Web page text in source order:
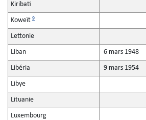
Kiribati
Koweït 9
Lettonie
Liban 6 mars 1948
Libéria 9 mars 1954
Libye
Lituanie
Luxembourg